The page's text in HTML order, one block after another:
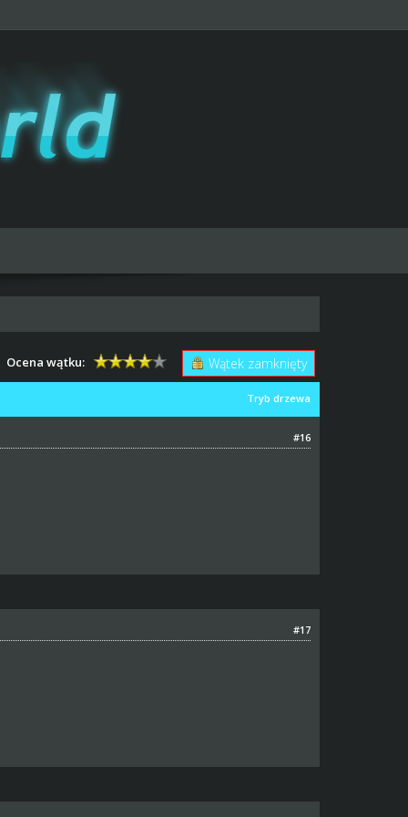
Wątek zamknięty
Ocena wątku:
Tryb drzewa
#16
#17